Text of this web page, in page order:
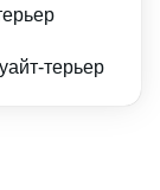
терьер